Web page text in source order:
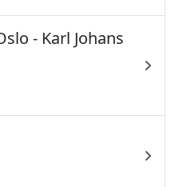
- Karl Johans